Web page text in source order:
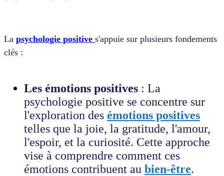
La psychologie positive s'appuie sur plusieurs fondements
clés :
Les émotions positives : La
psychologie positive se concentre sur
l'exploration des émotions positives
telles que la joie, la gratitude, l'amour,
l'espoir, et la curiosité. Cette approche
vise à comprendre comment ces
émotions contribuent au bien-être.